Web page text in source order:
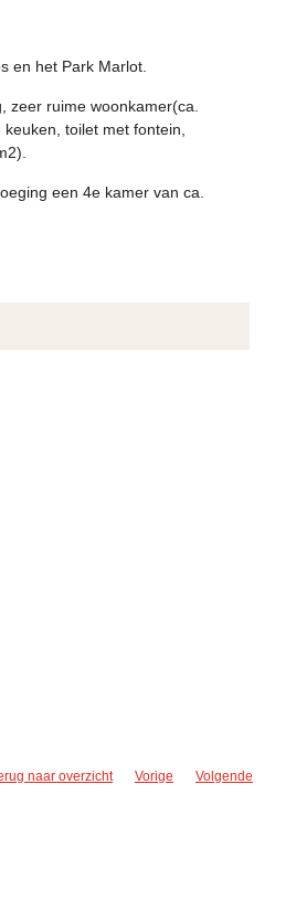
en het Park Marlot.
zeer ruime woonkamer(ca.
toilet met fontein,
een 4e kamer van ca.
naar overzicht Vorige Volgende